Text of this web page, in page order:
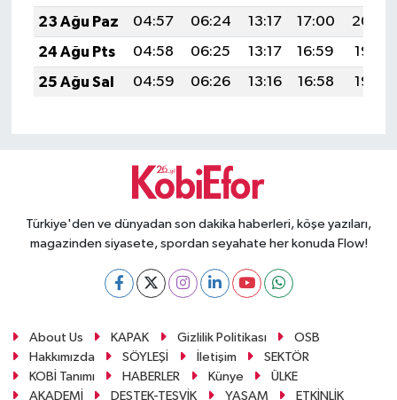
23 Ağu Paz
04:57 06:24 13:17 17:00
20:00
24 Ağu Pts
04:58 06:25 13:17 16:59
19:58
25 Ağu Sal
04:59 06:26 13:16 16:58 19:57
Türkiye'den ve dünyadan son dakika haberleri, köşe yazıları,
magazinden siyasete, spordan seyahate her konuda Flow!
About Us KAPAK Gizlilik Politikası
OSB
Hakkımızda
SÖYLEŞİ İletişim
SEKTÖR
KOBİ Tanımı
HABERLER Künye
ÜLKE
AKADEMİ
DESTEK-TEŞVİK YAŞAM ETKİNLİK